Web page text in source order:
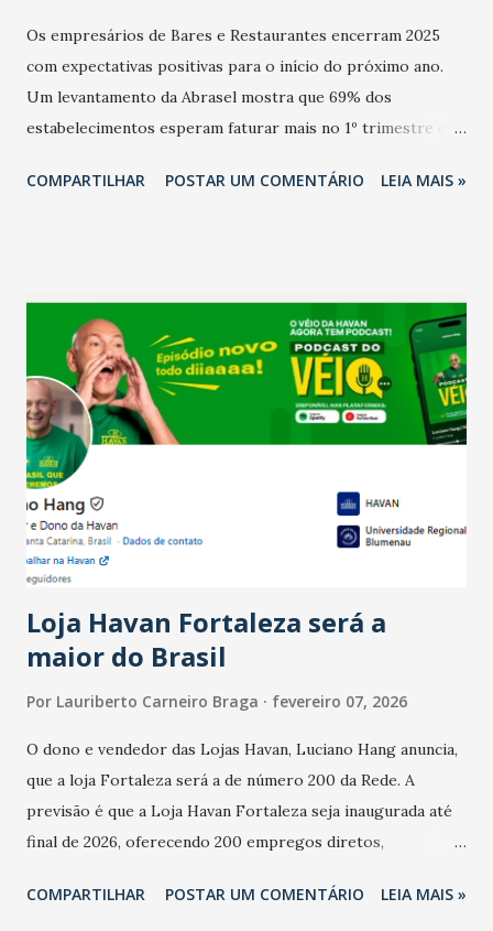
Os empresários de Bares e Restaurantes encerram 2025
com expectativas positivas para o início do próximo ano.
Um levantamento da Abrasel mostra que 69% dos
estabelecimentos esperam faturar mais no 1º trimestre de
relação ao último trimestre deste ano, 56% também
confraternizações de fim de ano e pelo pagamento do 13º
Salário para um número maior de trabalhadores, já que o
país tem a menor taxa de desemprego dos anos recentes.
Ainda segundo a Pesquisa, em novembro de 2025, 40% dos
bares e restaurantes operaram com lucro e outros 40%
registraram equilíbrio financeiro. Já o percentual de
estabelecimentos no prejuízo ficou em 19%, pouco abaixo
do observado no mês anterior. Outros 1% não existiam em
novembro. Em relação a outubro, o faturamento também
cresceu. De acordo com a pesquisa, 44% dos n...
COMPARTILHAR POSTAR UM COMENTÁRIO LEIA MAIS »
Loja Havan Fortaleza será a
maior do Brasil
Por Lauriberto Carneiro Braga fevereiro 07, 2026
O dono e vendedor das Lojas Havan, Luciano Hang anuncia,
que a loja Fortaleza será a de número 200 da Rede. A
previsão é que a Loja Havan Fortaleza seja inaugurada até
final de 2026, oferecendo 200 empregos diretos,
Havan Fortaleza ainda não foi anunciada oficialmente, mas
COMPARTILHAR POSTAR UM COMENTÁRIO LEIA MAIS »